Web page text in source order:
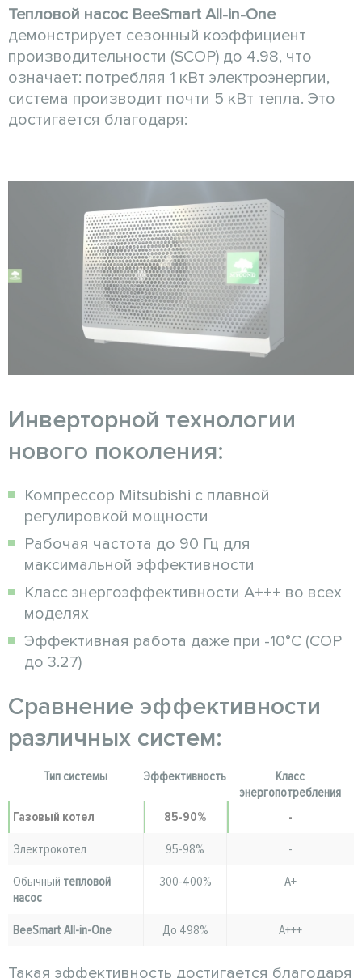
Тепловой насос BeeSmart All-in-One
демонстрирует сезонный коэффициент
производительности (SCOP) до 4.98, что
означает: потребляя 1 кВт электроэнергии,
система производит почти 5 кВт тепла. Это
достигается благодаря:
Инверторной технологии
нового поколения:
Компрессор Mitsubishi с плавной
регулировкой мощности
Рабочая частота до 90 Гц для
максимальной эффективности
Класс энергоэффективности A+++ во всех
моделях
Эффективная работа даже при -10°C (COP
до 3.27)
Сравнение эффективности
различных систем:
Тип системы Эффективность
Класс
энергопотребления
Газовый котел
85-90%
-
Электрокотел
95-98%
-
Обычный тепловой
насос
300-400% A+
BeeSmart All-in-One До 498% A+++
Такая эффективность достигается благодаря